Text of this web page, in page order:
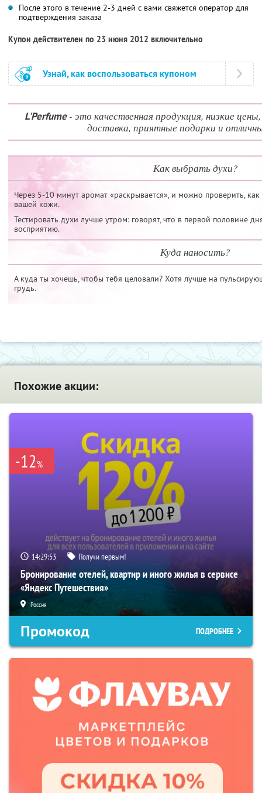
После этого в течение 2-3 дней с вами свяжется оператор для
подтверждения заказа
Купон действителен по 23 июня 2012 включительно
Узнай, как воспользоваться купоном
L'Perfume- это качественная продукция, низкие
доставка, приятные подарки и
Как выбрать духи?
Через 5-10 минут аромат «раскрывается», и можно проверить,
вашей кожи.
Тестировать духи лучше утром: говорят, что в первой половине
восприятию.
Куда наносить?
А куда ты хочешь, чтобы тебя целовали? Хотя лучше на
грудь.
Похожие акции:
-12%
14:29:52 Получи первым!
Бронирование отелей, квартир и иного жилья в сервисе
«Яндекс Путешествия»
Россия
Промокод ПОДРОБНЕЕ